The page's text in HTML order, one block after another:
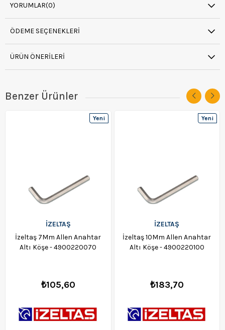
YORUMLAR(0)
ÖDEME SEÇENEKLERI
ÜRÜN ÖNERILERI
Benzer Ürünler
İZELTAŞ
İzeltaş 7Mm Allen Anahtar
Altı Köşe - 4900220070
₺105,60
Yeni
İZELTAŞ
İzeltaş 10Mm Allen Anahtar
Altı Köşe - 4900220100
₺183,70
Yeni